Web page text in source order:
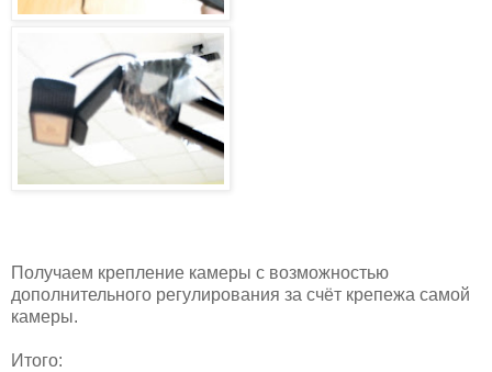
Получаем крепление камеры с возможностью
дополнительного регулирования за счёт крепежа самой
камеры.
Итого: